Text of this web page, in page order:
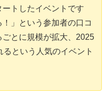
トしたイベントです
」という参加者の口コ
ごとに規模が拡大、2025
という人気のイベント